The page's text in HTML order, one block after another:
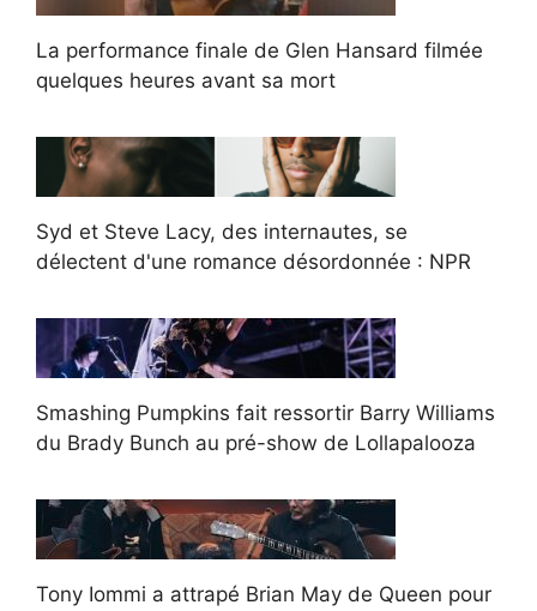
La performance finale de Glen Hansard filmée
quelques heures avant sa mort
Syd et Steve Lacy, des internautes, se
délectent d'une romance désordonnée : NPR
Smashing Pumpkins fait ressortir Barry Williams
du Brady Bunch au pré-show de Lollapalooza
Tony Iommi a attrapé Brian May de Queen pour